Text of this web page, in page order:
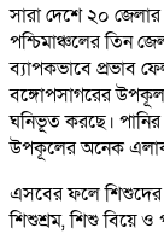
সারা দেশে ২০
পশ্চিমাঞ্চলের তিন
ব্যাপকভাবে প্রভাব
বঙ্গোপসাগরের
ঘনিভূত করছে। পানির
উপকূলের অনেক
এসবের ফলে শিশুদের
শিশুশ্রম, শিশু বিয়ে